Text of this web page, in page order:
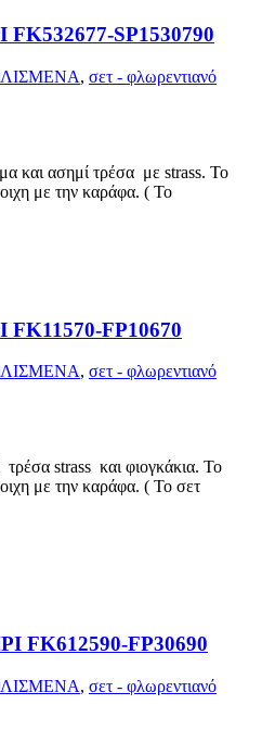
SP1530790
, σετ - φλωρεντιανό
και ασημί τρέσα με strass. Το
με την καράφα. ( Το
FP10670
, σετ - φλωρεντιανό
strass και φιογκάκια. Το
με την καράφα. ( Το σετ
FP30690
, σετ - φλωρεντιανό